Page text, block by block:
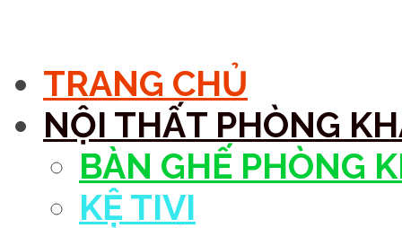
TRANG CHỦ
NỘI THẤT PHÒNG
BÀN GHẾ PHÒNG
KỆ TIVI